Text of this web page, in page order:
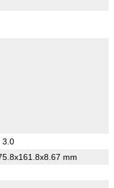
3.0
75.8x161.8x8.67 mm